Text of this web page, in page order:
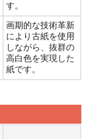
す。
画期的な技術革新
により古紙を使用
しながら、抜群の
高白色を実現した
紙です。